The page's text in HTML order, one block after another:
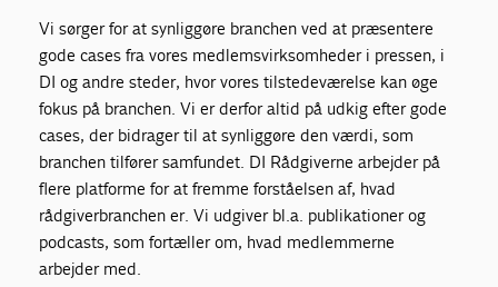
Vi sørger for at synliggøre branchen ved at præsentere
gode cases fra vores medlemsvirksomheder i pressen, i
DI og andre steder, hvor vores tilstedeværelse kan øge
fokus på branchen. Vi er derfor altid på udkig efter gode
cases, der bidrager til at synliggøre den værdi, som
branchen tilfører samfundet. DI Rådgiverne arbejder på
flere platforme for at fremme forståelsen af, hvad
rådgiverbranchen er. Vi udgiver bl.a. publikationer og
podcasts, som fortæller om, hvad medlemmerne
arbejder med.